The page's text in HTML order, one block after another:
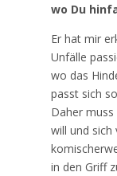
wo Du
Er hat mir
Unfälle
wo das
passt sich
Daher
will und sich
in den Griff